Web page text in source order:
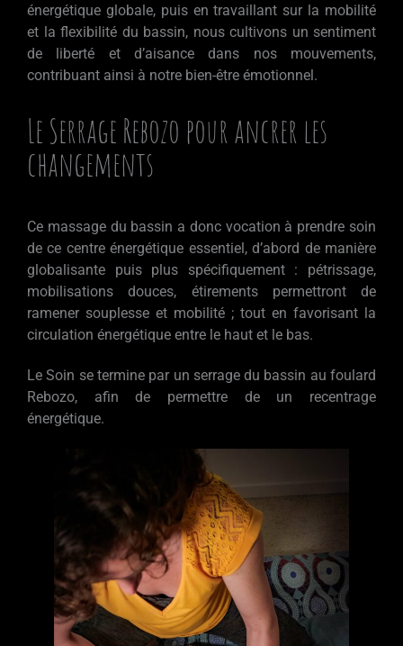
énergétique globale, puis en travaillant sur la mobilité
et la flexibilité du bassin, nous cultivons un sentiment
de liberté et d’aisance dans nos mouvements,
contribuant ainsi à notre bien-être émotionnel.
Le Serrage Rebozo pour ancrer les
changements
Ce massage du bassin a donc vocation à prendre soin
de ce centre énergétique essentiel, d’abord de manière
globalisante puis plus spécifiquement : pétrissage,
mobilisations douces, étirements permettront de
ramener souplesse et mobilité ; tout en favorisant la
circulation énergétique entre le haut et le bas.
Le Soin se termine par un serrage du bassin au foulard
Rebozo, afin de permettre de un recentrage
énergétique.